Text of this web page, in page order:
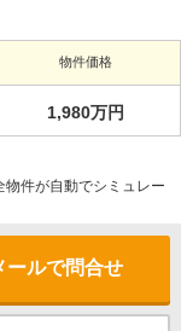
物件価格
1,980万円
件が自動でシミュレー
ールで問合せ